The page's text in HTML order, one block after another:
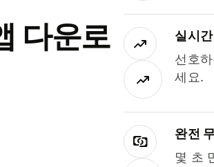
다운로
실시
선호
세요.
완전
몇 초